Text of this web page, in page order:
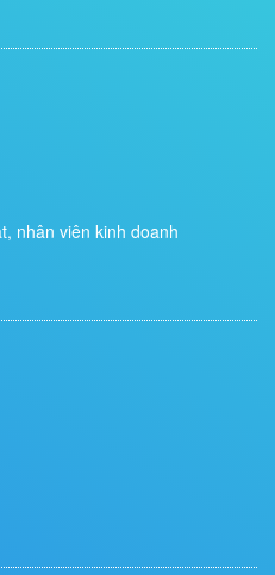
nhân viên kinh doanh